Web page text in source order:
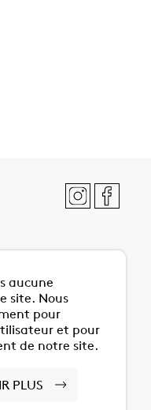
aucune
site. Nous
pour
et pour
de notre site.
PLUS